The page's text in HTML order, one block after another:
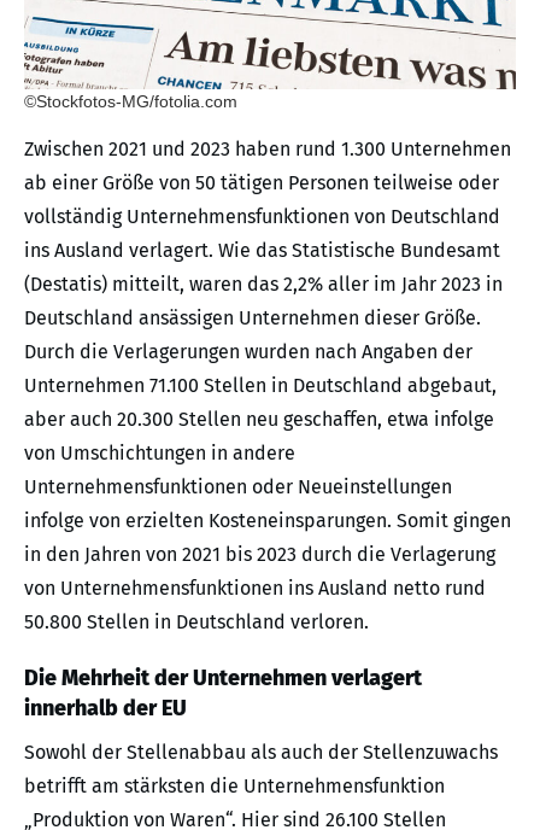
©Stockfotos-MG/fotolia.com
Zwischen 2021 und 2023 haben rund 1.300 Unternehmen
ab einer Größe von 50 tätigen Personen teilweise oder
vollständig Unternehmensfunktionen von Deutschland
ins Ausland verlagert. Wie das Statistische Bundesamt
(Destatis) mitteilt, waren das 2,2% aller im Jahr 2023 in
Deutschland ansässigen Unternehmen dieser Größe.
Durch die Verlagerungen wurden nach Angaben der
Unternehmen 71.100 Stellen in Deutschland abgebaut,
aber auch 20.300 Stellen neu geschaffen, etwa infolge
von Umschichtungen in andere
Unternehmensfunktionen oder Neueinstellungen
infolge von erzielten Kosteneinsparungen. Somit gingen
in den Jahren von 2021 bis 2023 durch die Verlagerung
von Unternehmensfunktionen ins Ausland netto rund
50.800 Stellen in Deutschland verloren.
Die Mehrheit der Unternehmen verlagert
innerhalb der EU
Sowohl der Stellenabbau als auch der Stellenzuwachs
betrifft am stärksten die Unternehmensfunktion
„Produktion von Waren“. Hier sind 26.100 Stellen